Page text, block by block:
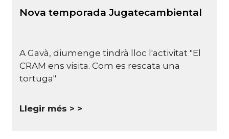
Nova temporada Jugatecambiental
A Gavà, diumenge tindrà lloc l'activitat "El
CRAM ens visita. Com es rescata una
tortuga"
Llegir més >